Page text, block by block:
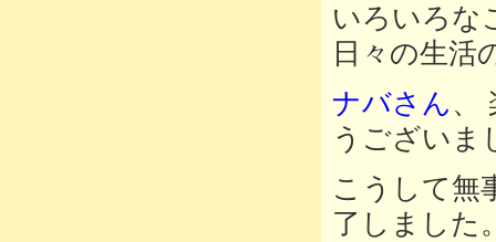
いろいろな
日々の生活
ナバさん、
うございま
こうして無
了しました